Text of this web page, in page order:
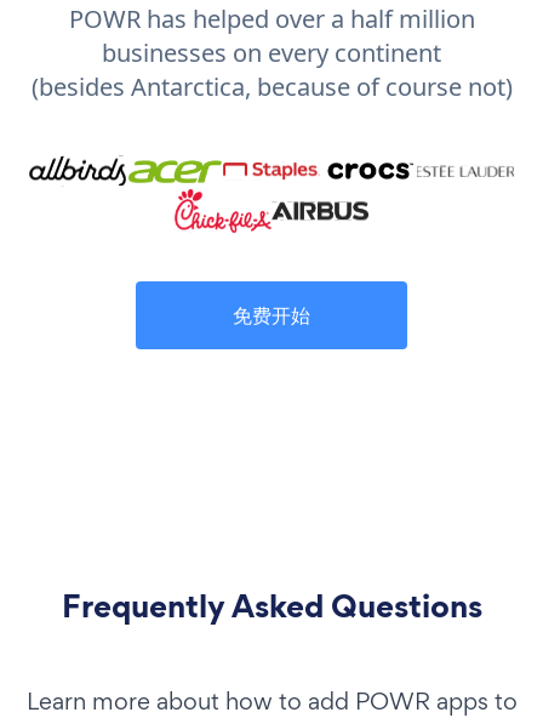
POWR has helped over a half million
businesses on every continent
(besides Antarctica, because of course not)
免费开始
Frequently Asked Questions
Learn more about how to add POWR apps to